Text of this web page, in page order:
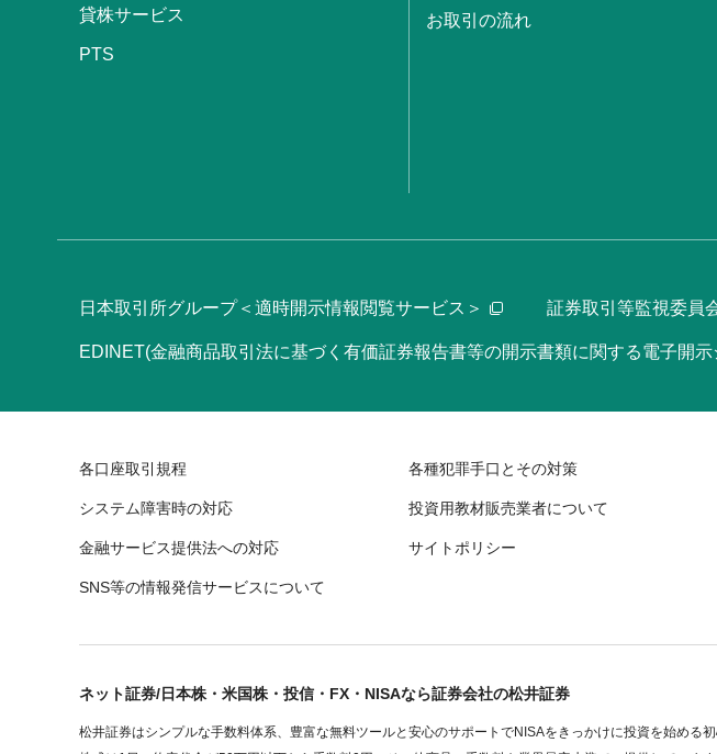
貸株サービス
PTS
お取引の流れ
日本取引所グループ＜適時開示情報閲覧サービス＞ 証券取引等監視委員
EDINET(金融商品取引法に基づく有価証券報告書等の開示書類に関する電子開示
各口座取引規程 各種犯罪手口とその対策
システム障害時の対応 投資用教材販売業者について
金融サービス提供法への対応 サイトポリシー
SNS等の情報発信サービスについて
ネット証券/日本株・米国株・投信・FX・NISAなら証券会社の松井証券
松井証券はシンプルな手数料体系、豊富な無料ツールと安心のサポートでNISAをきっかけに投資を始める初